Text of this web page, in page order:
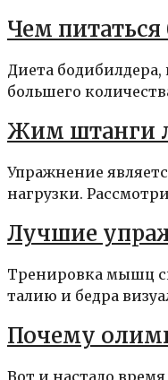
Чем
Диета бодибилдера,
большего
Жим штанги
Упражнение
нагрузки.
Лучшие
Тренировка мышц
талию и бедра
Почему
Вот и настало